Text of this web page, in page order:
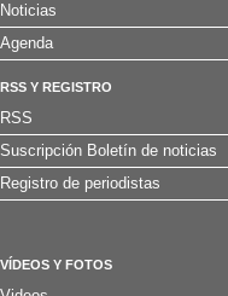
Noticias
Agenda
RSS Y REGISTRO
RSS
Suscripción Boletín de noticias
Registro de periodistas
VÍDEOS Y FOTOS